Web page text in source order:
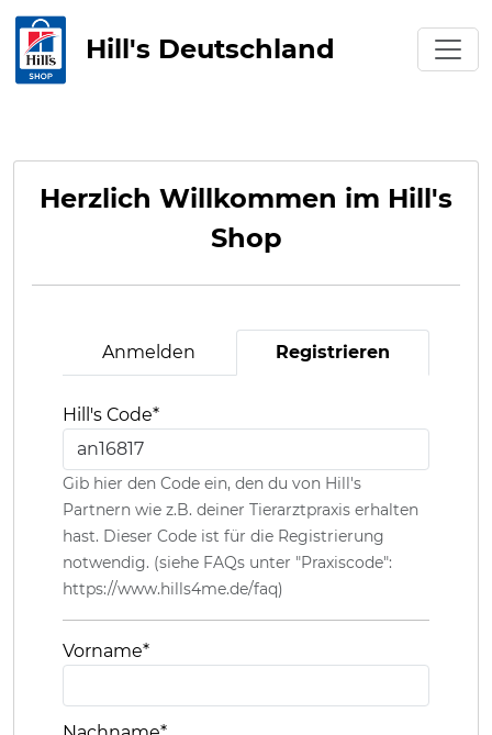
Hill's Deutschland
Herzlich Willkommen im Hill's
Shop
Anmelden Registrieren
Hill's Code*
Gib hier den Code ein, den du von Hill's
Partnern wie z.B. deiner Tierarztpraxis erhalten
hast. Dieser Code ist für die Registrierung
notwendig. (siehe FAQs unter "Praxiscode":
https://www.hills4me.de/faq)
Vorname*